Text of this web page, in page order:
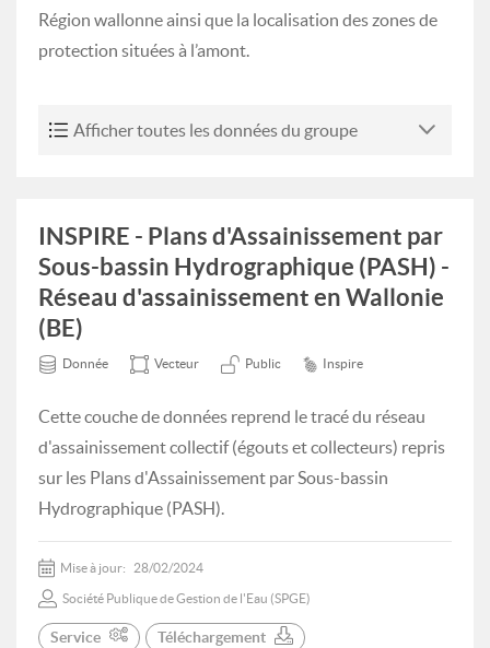
Région wallonne ainsi que la localisation des zones de
protection situées à l’amont.
Afficher toutes les données du groupe
INSPIRE - Plans d'Assainissement par
Sous-bassin Hydrographique (PASH) -
Réseau d'assainissement en Wallonie
(BE)
Donnée Vecteur Public Inspire
Cette couche de données reprend le tracé du réseau
d'assainissement collectif (égouts et collecteurs) repris
sur les Plans d'Assainissement par Sous-bassin
Hydrographique (PASH).
Mise à jour: 28/02/2024
Société Publique de Gestion de l'Eau (SPGE)
Service Téléchargement